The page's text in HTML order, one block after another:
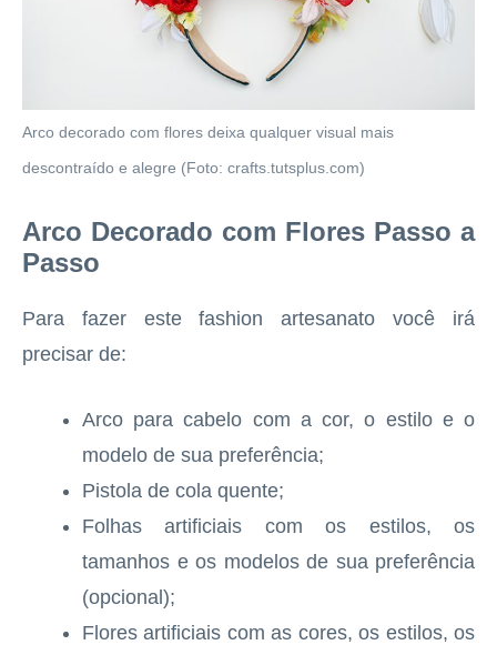
Arco decorado com flores deixa qualquer visual mais
descontraído e alegre (Foto: crafts.tutsplus.com)
Arco Decorado com Flores Passo a
Passo
Para fazer este fashion artesanato você irá
precisar de:
Arco para cabelo com a cor, o estilo e o
modelo de sua preferência;
Pistola de cola quente;
Folhas artificiais com os estilos, os
tamanhos e os modelos de sua preferência
(opcional);
Flores artificiais com as cores, os estilos, os